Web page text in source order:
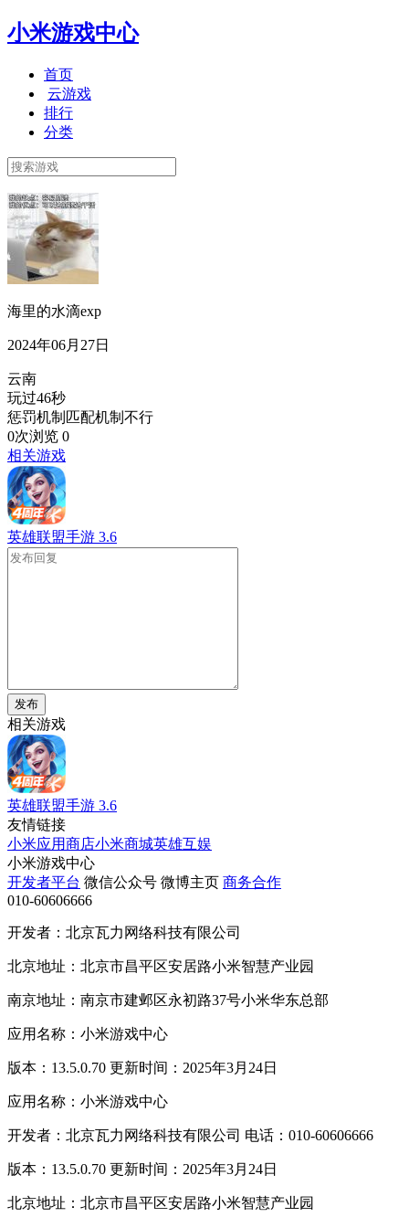
小米游戏中心
首页
云游戏
排行
分类
海里的水滴exp
2024年06月27日
云南
玩过46秒
惩罚机制匹配机制不行
0次浏览 0
相关游戏
英雄联盟手游 3.6
发布
相关游戏
英雄联盟手游 3.6
友情链接
小米应用商店小米商城英雄互娱
小米游戏中心
开发者平台 微信公众号 微博主页 商务合作
010-60606666
开发者：北京瓦力网络科技有限公司
北京地址：北京市昌平区安居路小米智慧产业园
南京地址：南京市建邺区永初路37号小米华东总部
应用名称：小米游戏中心
版本：13.5.0.70 更新时间：2025年3月24日
应用名称：小米游戏中心
开发者：北京瓦力网络科技有限公司 电话：010-60606666
版本：13.5.0.70 更新时间：2025年3月24日
北京地址：北京市昌平区安居路小米智慧产业园